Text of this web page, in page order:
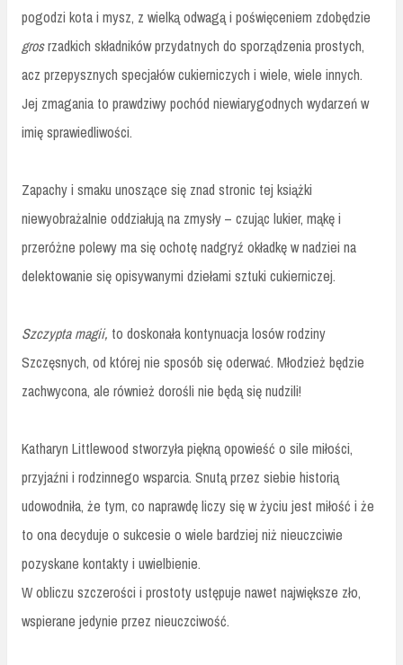
pogodzi kota i mysz, z wielką odwagą i poświęceniem zdobędzie
grosrzadkich składników przydatnych do sporządzenia prostych,
acz przepysznych specjałów cukierniczych i wiele, wiele innych.
Jej zmagania to prawdziwy pochód niewiarygodnych wydarzeń w
imię sprawiedliwości.
Zapachy i smaku unoszące się znad stronic tej książki
niewyobrażalnie oddziałują na zmysły – czując lukier, mąkę i
przeróżne polewy ma się ochotę nadgryź okładkę w nadziei na
delektowanie się opisywanymi dziełami sztuki cukierniczej.
Szczypta magii, to doskonała kontynuacja losów rodziny
Szczęsnych, od której nie sposób się oderwać. Młodzież będzie
zachwycona, ale również dorośli nie będą się nudzili!
Katharyn Littlewood stworzyła piękną opowieść o sile miłości,
przyjaźni i rodzinnego wsparcia. Snutą przez siebie historią
udowodniła, że tym, co naprawdę liczy się w życiu jest miłość i że
to ona decyduje o sukcesie o wiele bardziej niż nieuczciwie
pozyskane kontakty i uwielbienie.
W obliczu szczerości i prostoty ustępuje nawet największe zło,
wspierane jedynie przez nieuczciwość.